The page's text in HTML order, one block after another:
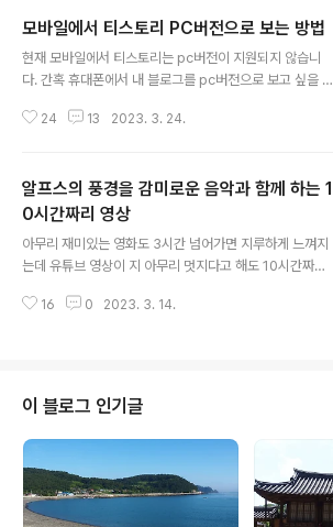
모바일에서 티스토리 PC버전으로 보는 방법
현재 모바일에서 티스토리는 pc버전이 지원되지 않습니
다. 간혹 휴대폰에서 내 블로그를 pc버전으로 보고 싶을 때
이지요. 아래는 모바일에서 티스토리 블로그를 pc버전으
pc버전으로 보는 방법 1. 크롬(Chrome) 앱 브로우저를
연다. 크롬앱이 깔려 있지 않았다면 스토어에서 다운 받으
면 됩니다. 2. 크롬 검색 엔진은 네이버나 다음으로도 설정
할 수 있는데 저는 구글로 되어 있습니다. 이곳에서 제 블로
그를 검색합니다. 블로그 이름이 검색이 되지 않는다면 그
냥 '티스토리'를 검색해도 됩니다. '지구별에서 추억'을 검
24 13 2023. 3. 24.
알프스의 풍경을 감미로운 음악과 함께 하는 1
0시간짜리 영상
아무리 재미있는 영화도 3시간 넘어가면 지루하게 느껴지
는데 유튜브 영상이 지 아무리 멋지다고 해도 10시간짜리
유튜브는 최대 12시간까지 업로드가 가능한데 다만 파일
유튜브 가입한 게 2010년 1월 2일로 완전 고참급인데 그
동안 법이 수백 번은 바꿨을 것 같답니다. 한참에 감상하기
엔 도저히 불가능하지만 멋진 알프스의 풍경과 함께 차분
하게 흘러나오는 감미로운 음악에 잠시라고 긴장을 늦추고
스트레스 해소하여 보세요. 스터디, 집중, 휴식에 딱 맞을
것 같은 음악과 함께 현실..
16 0 2023. 3. 14.
이 블로그 인기글